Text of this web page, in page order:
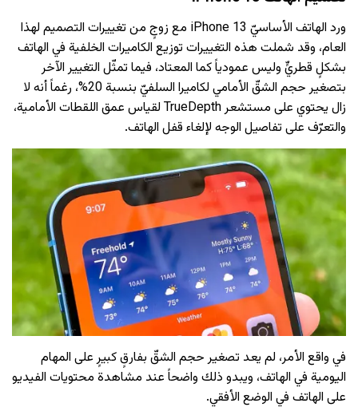
ورد الهاتف الأساسيّ iPhone 13 مع زوجٍ من تغييرات التصميم لهذا
العام، وقد شملت هذه التغييرات توزيع الكاميرات الخلفية في الهاتف
بشكلٍ قطريٍّ وليس عمودياً كما المعتاد، فيما تمثّل التغيير الآخر
بتصغير حجم الشقّ الأمامي لكاميرا السلفيّ بنسبة 20%، رغماً أنه لا
زال يحتوي على مستشعر TrueDepth لقياس عمق اللقطات الأمامية،
والتعرّف على تفاصيل الوجه لإلغاء قفل الهاتف.
في واقع الأمر، لم يعد تصغير حجم الشقّ بفارقٍ كبيرٍ على المهام
اليومية في الهاتف، ويبدو ذلك واضحاً عند مشاهدة محتويات الفيديو
على الهاتف في الوضع الأفقي.